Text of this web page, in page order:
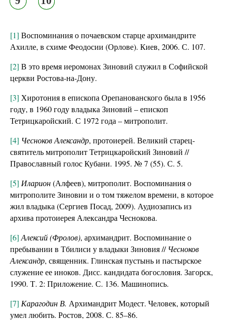
[1] Воспоминания о почаевском старце архимандрите
Ахилле, в схиме Феодосии (Орлове). Киев, 2006. С. 107.
[2] В это время иеромонах Зиновий служил в Софийской
церкви Ростова-на-Дону.
[3] Хиротония в епископа Орепанованского была в 1956
году, в 1960 году владыка Зиновий – епископ
Тетрицкаройский. С 1972 года – митрополит.
[4] Чесноков Александр, протоиерей. Великий старец-
святитель митрополит Тетрицкаройский Зиновий //
Православный голос Кубани. 1995. № 7 (55). С. 5.
[5] Иларион(Алфеев), митрополит. Воспоминания о
митрополите Зиновии и о том тяжелом времени, в которое
жил владыка (Сергиев Посад, 2009). Аудиозапись из
архива протоиерея Александра Чеснокова.
[6] Алексий (Фролов), архимандрит. Воспоминание о
пребывании в Тбилиси у владыки Зиновия //Чесноков
Александр, священник. Глинская пустынь и пастырское
служение ее иноков. Дисс. кандидата богословия. Загорск,
1990. Т. 2: Приложение. С. 136. Машинопись.
[7] Карагодин В. Архимандрит Модест. Человек, который
умел любить. Ростов, 2008. С. 85–86.